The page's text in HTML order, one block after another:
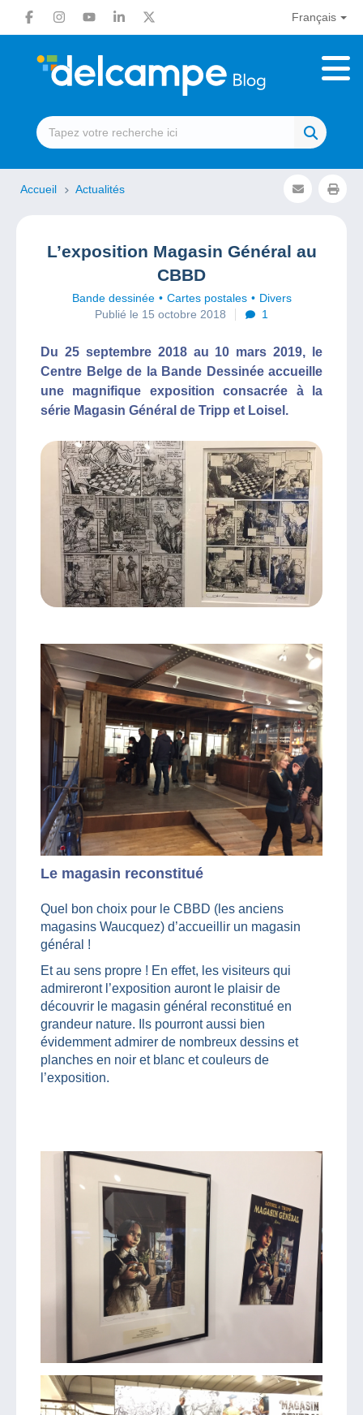
Français
Accueil Actualités
L’exposition Magasin Général au
CBBD
Bande dessinée Cartes postales
Divers
Publié le 15 octobre 2018
1
Du 25 septembre 2018 au 10 mars 2019, le
Centre Belge de la Bande Dessinée accueille
une magnifique exposition consacrée à la
série Magasin Général de Tripp et Loisel.
Le magasin reconstitué
Quel bon choix pour le CBBD (les anciens
magasins Waucquez) d’accueillir un magasin
général !
Et au sens propre ! En effet, les visiteurs qui
admireront l’exposition auront le plaisir de
découvrir le magasin général reconstitué en
grandeur nature. Ils pourront aussi bien
évidemment admirer de nombreux dessins et
planches en noir et blanc et couleurs de
l’exposition.